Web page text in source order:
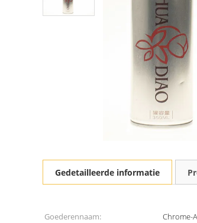
Gedetailleerde informatie
Goederennaam: Chrome-